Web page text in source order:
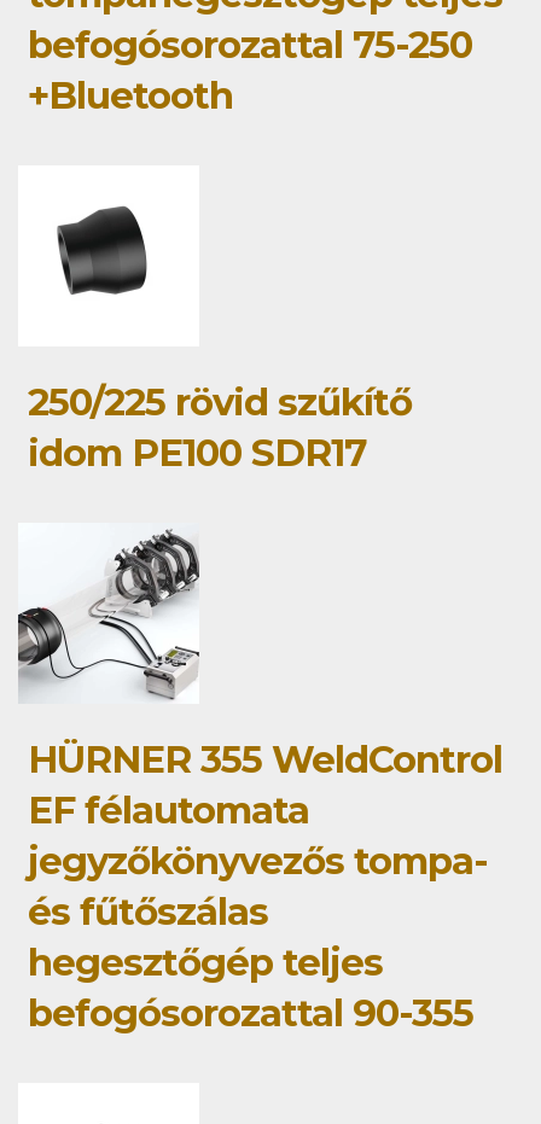
befogósorozattal 75-250
+Bluetooth
250/225 rövid szűkítő
idom PE100 SDR17
HÜRNER 355 WeldControl
EF félautomata
jegyzőkönyvezős tompa-
és fűtőszálas
hegesztőgép teljes
befogósorozattal 90-355